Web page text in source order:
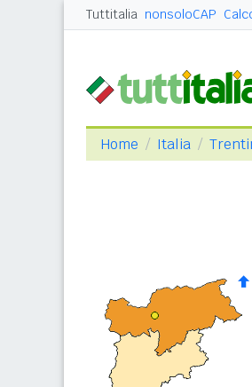
Tuttitalia nonsoloCAP
Home Italia